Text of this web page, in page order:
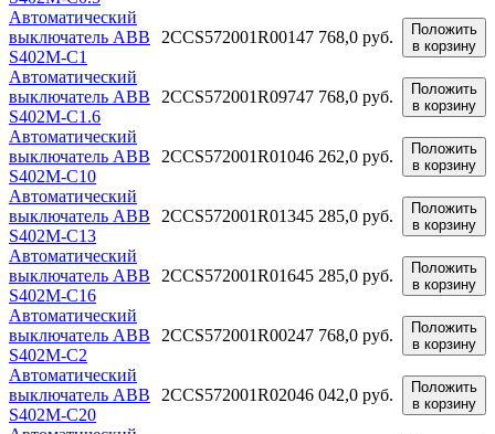
Автоматический
выключатель ABB
S402M-C1
2CCS572001R00147 768,0 руб.
Положить
в корзину
Автоматический
выключатель ABB
S402M-C1.6
2CCS572001R09747 768,0 руб.
Положить
в корзину
Автоматический
выключатель ABB
S402M-C10
2CCS572001R01046 262,0 руб.
Положить
в корзину
Автоматический
выключатель ABB
S402M-C13
2CCS572001R01345 285,0 руб.
Положить
в корзину
Автоматический
выключатель ABB
S402M-C16
2CCS572001R01645 285,0 руб.
Положить
в корзину
Автоматический
выключатель ABB
S402M-C2
2CCS572001R00247 768,0 руб.
Положить
в корзину
Автоматический
выключатель ABB
S402M-C20
2CCS572001R02046 042,0 руб.
Положить
в корзину